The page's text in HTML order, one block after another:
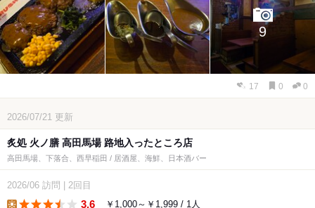
9
17 0 0
2026/07/21 更新
炙処 火ノ膳 高田馬場 路地入ったところ店
高田馬場、下落合、西早稲田 / 居酒屋、海鮮、日本酒バー
2026/06 訪問 2回目
3.6 ￥1,000～￥1,999 / 1人